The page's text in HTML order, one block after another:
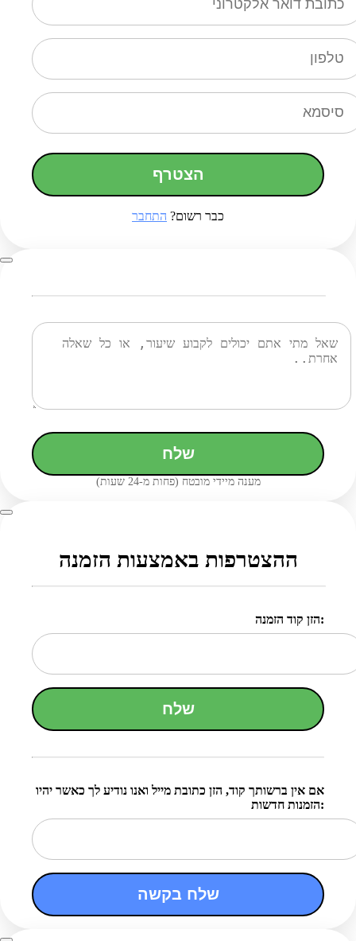
הצטרף
כבר רשום? התחבר
שלח
מענה מיידי מובטח (פחות מ-24 שעות)
ההצטרפות באמצעות הזמנה
הזן קוד הזמנה:
שלח
אם אין ברשותך קוד, הזן כתובת מייל ואנו נודיע לך כאשר יהיו
הזמנות חדשות:
שלח בקשה